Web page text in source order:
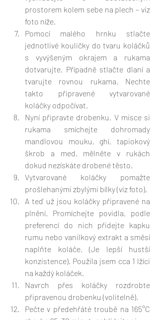
prostorem kolem sebe na plech – viz
foto níže.
Pomocí malého hrnku stlačte
jednotlivé kouličky do tvaru koláčků
s vyvýšeným okrajem a rukama
dotvarujte. Případně stlačte dlaní a
tvarujte rovnou rukama. Nechte
takto připravené vytvarované
koláčky odpočívat.
Nyní připravte drobenku. V misce si
rukama smíchejte dohromady
mandlovou mouku, ghí, tapiokový
škrob a med, mělněte v rukách
dokud nezískáte drobené těsto.
Vytvarované koláčky pomažte
prošlehanými zbylými bílky (viz foto).
A teď už jsou koláčky připravené na
plnění. Promíchejte povidla, podle
preferencí do nich přidejte kapku
rumu nebo vanilkový extrakt a směsí
naplňte koláče. (Je lepší hustší
konzistence). Použila jsem cca 1 lžíci
na každý koláček.
Navrch přes koláčky rozdrobte
připravenou drobenku (volitelně).
Pečte v předehřáté troubě na 165°C